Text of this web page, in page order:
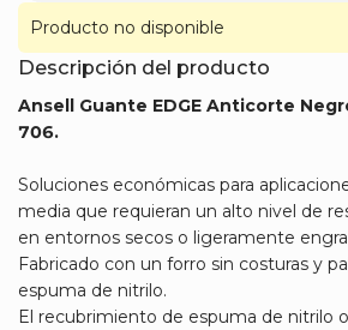
Producto no disponible
Descripción del producto
Ansell Guante EDGE Anticorte
706.
​Soluciones económicas para
media que requieran un alto nivel de
en entornos secos o ligeramente
Fabricado con un forro sin costuras y
espuma de nitrilo.
El recubrimiento de espuma de nitrilo